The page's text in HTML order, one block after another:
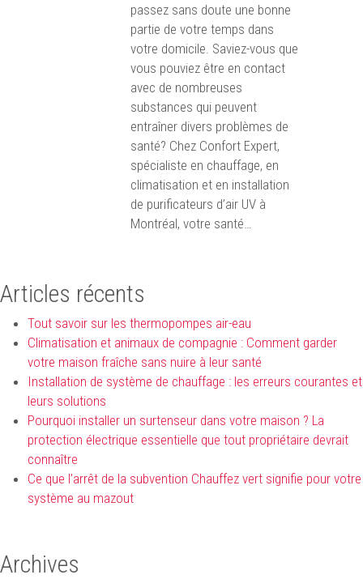
passez sans doute une bonne
partie de votre temps dans
votre domicile. Saviez-vous que
vous pouviez être en contact
avec de nombreuses
substances qui peuvent
entraîner divers problèmes de
santé? Chez Confort Expert,
spécialiste en chauffage, en
climatisation et en installation
de purificateurs d’air UV à
Montréal, votre santé…
Articles récents
Tout savoir sur les thermopompes air-eau
Climatisation et animaux de compagnie : Comment garder
votre maison fraîche sans nuire à leur santé
Installation de système de chauffage : les erreurs courantes et
leurs solutions
Pourquoi installer un surtenseur dans votre maison ? La
protection électrique essentielle que tout propriétaire devrait
connaître
Ce que l’arrêt de la subvention Chauffez vert signifie pour votre
système au mazout
Archives